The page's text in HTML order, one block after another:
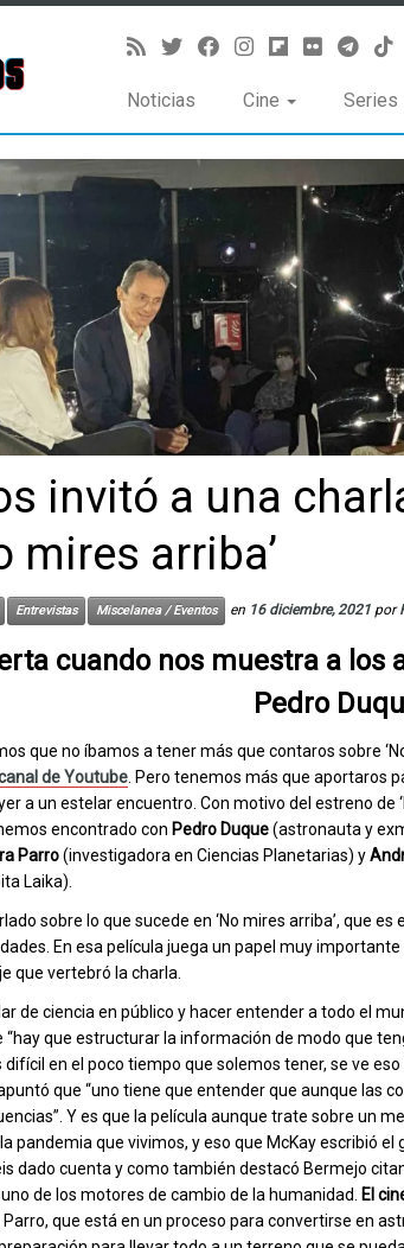
Noticias Cine Series
invitó a una
mires arriba’
Entrevistas Miscelanea / Eventos en 16 diciembre, 2021 por
cuando nos muestra a los
Pedro
que no íbamos a tener más que contaros sobre
de Youtube . Pero tenemos más que aportaros
a un estelar encuentro. Con motivo del estreno de
encontrado con Pedro Duque(astronauta y
Parro(investigadora en Ciencias Planetarias) y
Laika).
sobre lo que sucede en ‘No mires arriba’, que
En esa película juega un papel muy
que vertebró la charla.
de ciencia en público y hacer entender a todo el
“hay que estructurar la información de modo que
en el poco tiempo que solemos tener, se ve eso
que “uno tiene que entender que aunque las
Y es que la película aunque trate sobre un
pandemia que vivimos, y eso que McKay escribió el
dado cuenta y como también destacó Bermejo
uno de los motores de cambio de la humanidad.
El
Parro, que está en un proceso para convertirse en